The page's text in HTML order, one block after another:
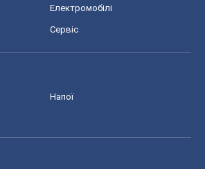
Електромобілі
Сервіс
Напої